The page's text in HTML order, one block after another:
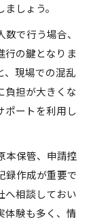
しょう。
で行う場合、
行の鍵となりま
、現場での混乱
負担が大きくな
ポートを利用し
本保管、申請控
録作成が重要で
へ相談しておい
体験も多く、情